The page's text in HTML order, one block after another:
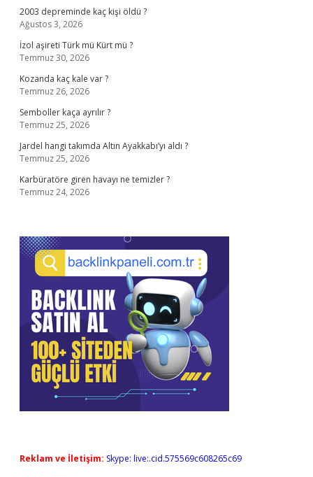
2003 depreminde kaç kişi öldü ?
Ağustos 3, 2026
İzol aşireti Türk mü Kürt mü ?
Temmuz 30, 2026
Kozanda kaç kale var ?
Temmuz 26, 2026
Semboller kaça ayrılır ?
Temmuz 25, 2026
Jardel hangi takımda Altın Ayakkabı’yı aldı ?
Temmuz 25, 2026
Karbüratöre giren havayı ne temizler ?
Temmuz 24, 2026
Reklam ve İletişim: Skype: live:.cid.575569c608265c69